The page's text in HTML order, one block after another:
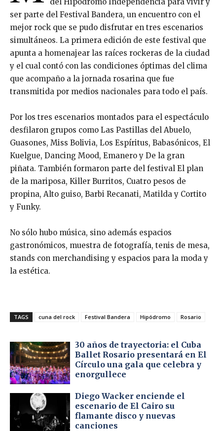
ser parte del Festival Bandera, un encuentro con el
mejor rock que se pudo disfrutar en tres escenarios
simultáneos. La primera edición de este festival que
apunta a homenajear las raíces rockeras de la ciudad
y el cual contó con las condiciones óptimas del clima
que acompaño a la jornada rosarina que fue
transmitida por medios nacionales para todo el país.
Por los tres escenarios montados para el espectáculo
desfilaron grupos como Las Pastillas del Abuelo,
Guasones, Miss Bolivia, Los Espíritus, Babasónicos, El
Kuelgue, Dancing Mood, Emanero y De la gran
piñata. También formaron parte del festival El plan
de la mariposa, Killer Burritos, Cuatro pesos de
propina, Alto guiso, Barbi Recanati, Matilda y Cortito
y Funky.
No sólo hubo música, sino además espacios
gastronómicos, muestra de fotografía, tenis de mesa,
stands con merchandising y espacios para la moda y
la estética.
TAGS cuna del rock Festival Bandera Hipódromo Rosario
30 años de trayectoria: el Cuba
Ballet Rosario presentará en El
Círculo una gala que celebra y
enorgullece
Diego Wacker enciende el
escenario de El Cairo su
flamante disco y nuevas
canciones